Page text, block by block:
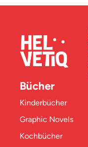
Bücher
Kinderbücher
Graphic Novels
Kochbücher